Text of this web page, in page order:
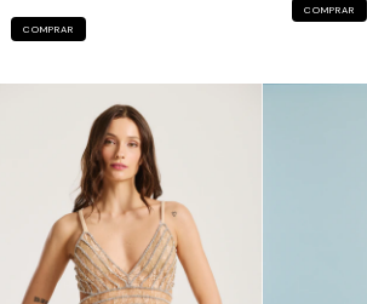
COMPRAR
COMPRAR